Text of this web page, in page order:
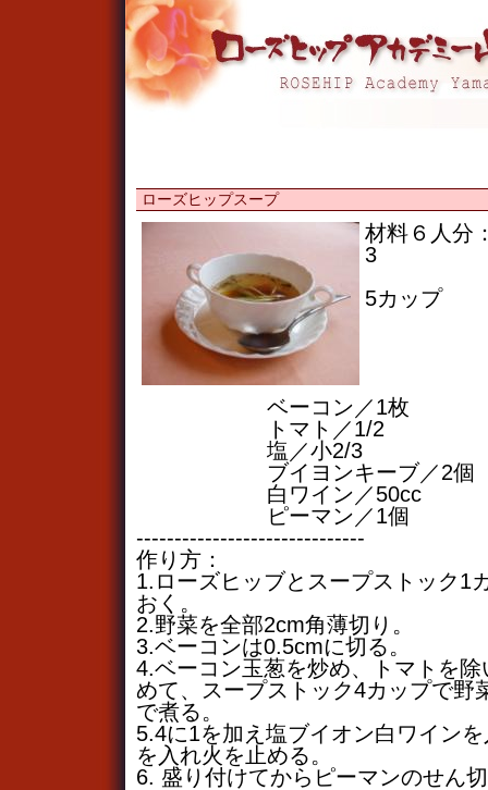
ローズヒップスープ
材料６人分
3
5カップ
ベーコン／1枚
トマト／1/2
塩／小2/3
ブイヨンキーブ／2個
白ワイン／50cc
ピーマン／1個
------------------------------
作り方：
1.ローズヒッブとスープストック1
おく。
2.野菜を全部2cm角薄切り。
3.ベーコンは0.5cmに切る。
4.ベーコン玉葱を炒め、トマトを
めて、スープストック4カップで野
で煮る。
5.4に1を加え塩ブイオン白ワイン
を入れ火を止める。
6. 盛り付けてからピーマンのせん